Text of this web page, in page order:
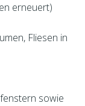
erneuert)
Fliesen in
sowie